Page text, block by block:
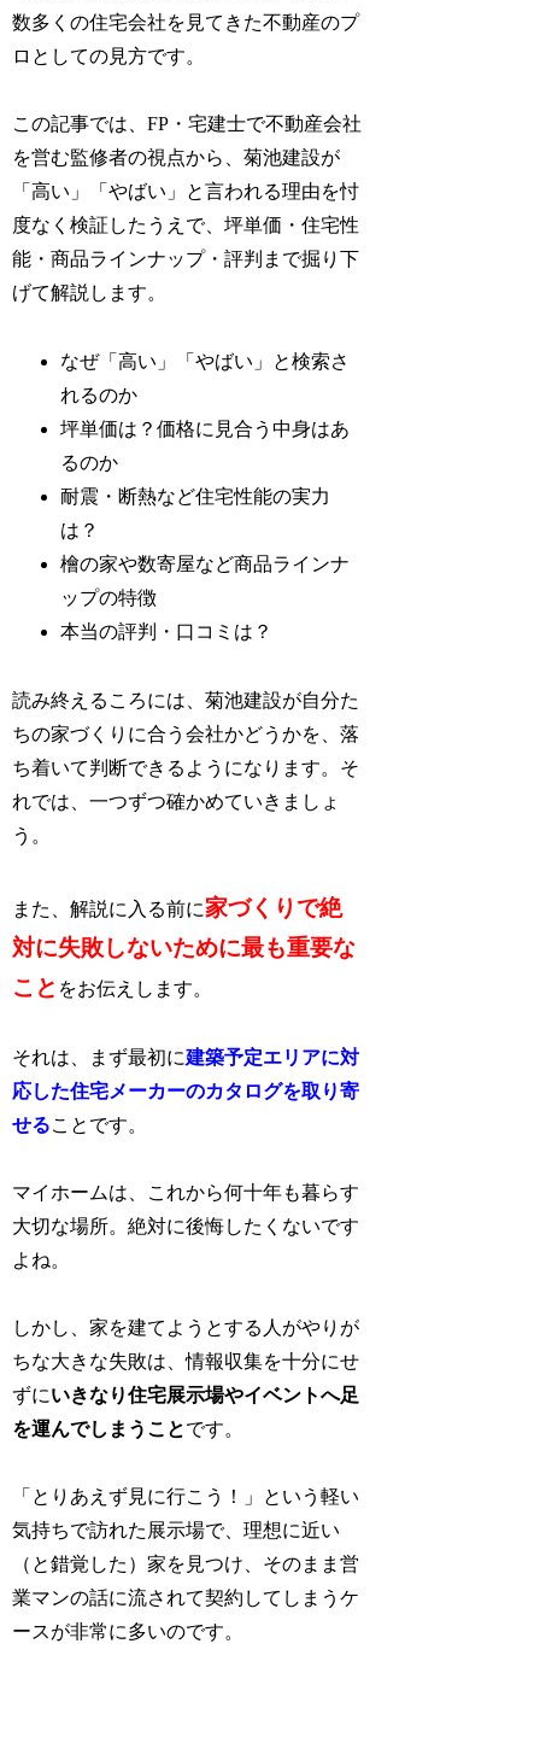
数多くの住宅会社を見てきた不動産のプ
ロとしての見方です。
この記事では、FP・宅建士で不動産会社
を営む監修者の視点から、菊池建設が
「高い」「やばい」と言われる理由を忖
度なく検証したうえで、坪単価・住宅性
能・商品ラインナップ・評判まで掘り下
げて解説します。
なぜ「高い」「やばい」と検索さ
れるのか
坪単価は？価格に見合う中身はあ
るのか
耐震・断熱など住宅性能の実力
は？
檜の家や数寄屋など商品ラインナ
ップの特徴
本当の評判・口コミは？
読み終えるころには、菊池建設が自分た
ちの家づくりに合う会社かどうかを、落
ち着いて判断できるようになります。そ
れでは、一つずつ確かめていきましょ
う。
また、解説に入る前に家づくりで絶
対に失敗しないために最も重要な
こと をお伝えします。
それは、まず最初に建築予定エリアに対
応した住宅メーカーのカタログを取り寄
せることです。
マイホームは、これから何十年も暮らす
大切な場所。絶対に後悔したくないです
よね。
しかし、家を建てようとする人がやりが
ちな大きな失敗は、情報収集を十分にせ
ずにいきなり住宅展示場やイベントへ足
を運んでしまうことです。
「とりあえず見に行こう！」という軽い
気持ちで訪れた展示場で、理想に近い
（と錯覚した）家を見つけ、そのまま営
業マンの話に流されて契約してしまうケ
ースが非常に多いのです。